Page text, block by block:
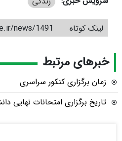
لینک کوتاه news/1491
خبرهای مرتبط
زمان برگزاری کنکور سراسری
تاریخ برگزاری امتحانات نهایی